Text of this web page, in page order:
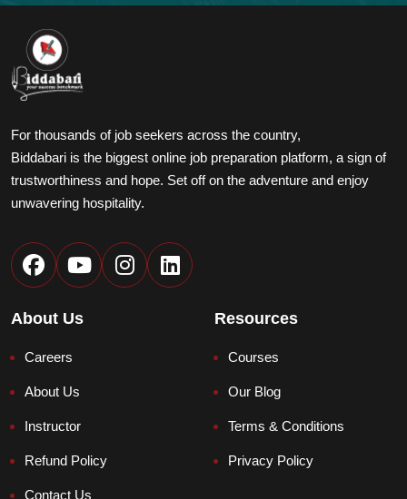
For thousands of job seekers across the country,
Biddabari is the biggest online job preparation platform, a sign of
trustworthiness and hope. Set off on the adventure and enjoy
unwavering hospitality.
About Us
Careers
About Us
Instructor
Refund Policy
Contact Us
Resources
Courses
Our Blog
Terms & Conditions
Privacy Policy
🎓
How can we help? 👋
Courses, Admission, Payment & Support